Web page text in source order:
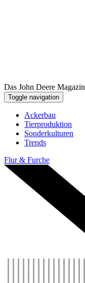
Das John Deere Magazin
Toggle navigation
Ackerbau
Tier­pro­duk­tion
Sonder­kul­turen
Trends
Flur & Furche